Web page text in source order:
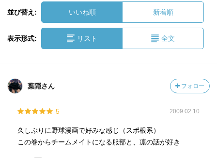
並び替え: いいね順 新着順
表示形式: リスト 全文
葉隠さん フォロー
5 2009.02.10
久しぶりに野球漫画で好みな感じ（スポ根系）
この巻からチームメイトになる服部と、凛の話が好き